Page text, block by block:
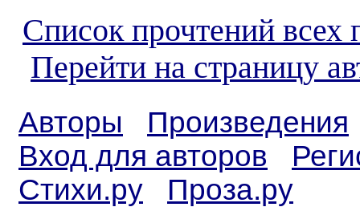
Список прочтений всех
Перейти на страницу
Авторы
Произведения
Вход для авторов
Стихи.ру
Проза.ру